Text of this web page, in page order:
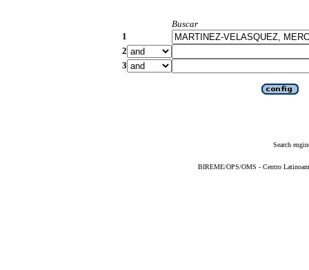
Buscar
1
2
3
Search
BIREME/OPS/OMS - Centro